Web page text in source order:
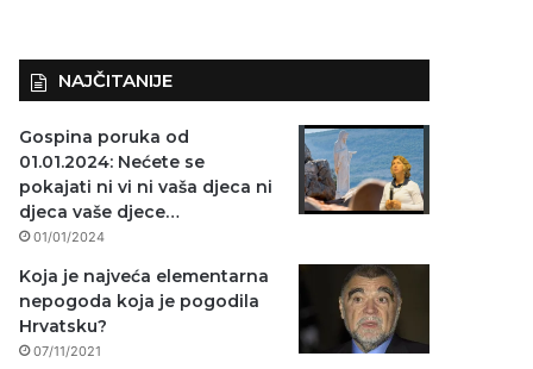
NAJČITANIJE
Gospina poruka od
01.01.2024: Nećete se
pokajati ni vi ni vaša djeca ni
djeca vaše djece…
01/01/2024
Koja je najveća elementarna
nepogoda koja je pogodila
Hrvatsku?
07/11/2021